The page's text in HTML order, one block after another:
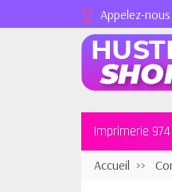
Appelez-
Imprimerie
Accueil